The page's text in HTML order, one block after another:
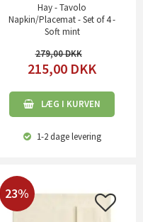
Hay - Tavolo
Napkin/Placemat - Set of 4 -
Soft mint
279,00
215,00 DKK
LÆG I KURVEN
1-2 dagelevering
23%